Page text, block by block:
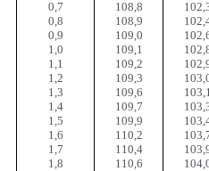
0,7
108,8
0,8
108,9
0,9
109,0
1,0
109,1
1,1
109,2
1,2
109,3
1,3
109,6 103,1
1,4
109,7
1,5
109,9
1,6
110,2
1,7
110,4
1,8
110,6